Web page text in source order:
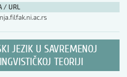
/ URL
JEZIK U SAVREMENOJ
TEORIJI